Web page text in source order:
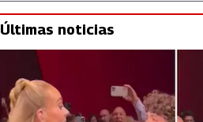
Últimas noticias